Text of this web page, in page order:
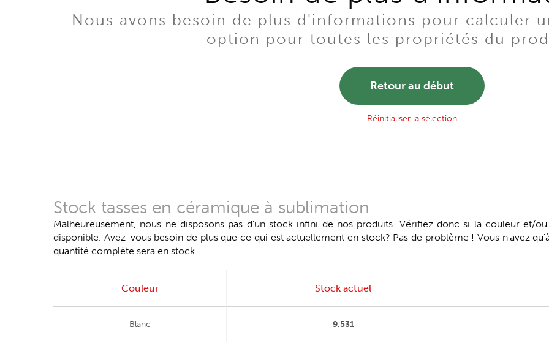
Nous avons besoin de plus d'informations pour calculer
option pour toutes les propriétés du
Retour au début
Réinitialiser la sélection
Stock tasses en céramique à sublimation
Malheureusement, nous ne disposons pas d'un stock infini de nos produits. Vérifiez donc si la couleur et/
disponible. Avez-vous besoin de plus que ce qui est actuellement en stock? Pas de problème ! Vous n'avez
quantité complète sera en stock.
Couleur Stock actuel
Blanc 9.531